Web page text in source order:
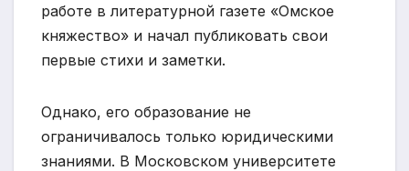
работе в литературной газете «Омское
княжество» и начал публиковать свои
первые стихи и заметки.
Однако, его образование не
ограничивалось только юридическими
знаниями. В Московском университете